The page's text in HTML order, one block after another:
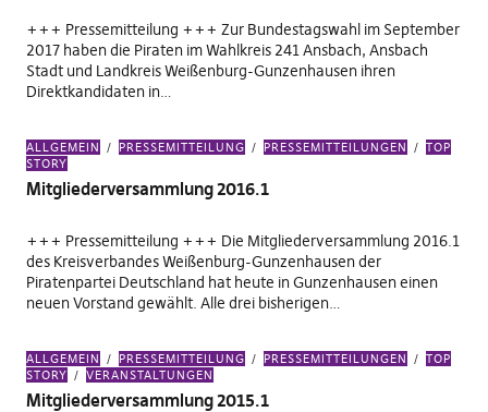
+++ Pressemitteilung +++ Zur Bundestagswahl im September
2017 haben die Piraten im Wahlkreis 241 Ansbach, Ansbach
Stadt und Landkreis Weißenburg-Gunzenhausen ihren
Direktkandidaten in…
ALLGEMEIN PRESSEMITTEILUNG PRESSEMITTEILUNGEN
TOP
STORY
Mitgliederversammlung 2016.1
+++ Pressemitteilung +++ Die Mitgliederversammlung 2016.1
des Kreisverbandes Weißenburg-Gunzenhausen der
Piratenpartei Deutschland hat heute in Gunzenhausen einen
neuen Vorstand gewählt. Alle drei bisherigen…
ALLGEMEIN PRESSEMITTEILUNG PRESSEMITTEILUNGEN
TOP
STORY
VERANSTALTUNGEN
Mitgliederversammlung 2015.1